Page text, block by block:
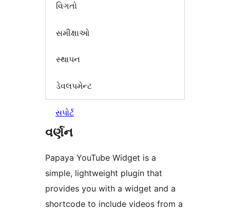
વિગતો
સમીક્ષાઓ
સ્થાપન
ડેવલપમેન્ટ
સપોર્ટ
વર્ણન
Papaya YouTube Widget is a
simple, lightweight plugin that
provides you with a widget and a
shortcode to include videos from a